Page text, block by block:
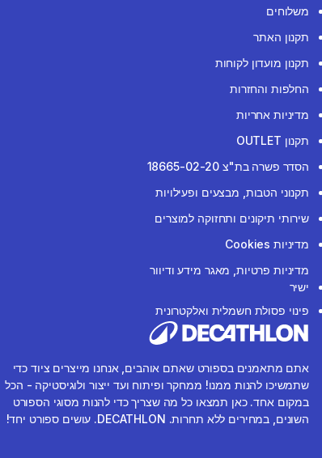
משלוחים
תקנון האתר
תקנון מועדון לקוחות
החלפות והחזרות
מדיניות אחריות
תקנון OUTLET
הסדר פשרה בת"צ 18665-02-20
תקנוני הטבות, מבצעים ופעילויות
שירותי תיקונים ותחזוקה למוצרים
מדיניות Cookies
מדיניות פרטיות, מאגר מידע ודיוור
ישיר
פינוי פסולת חשמלית ואלקטרונית
אתם מתאמנים בספורט שאתם אוהבים, אנחנו מייצרים ציוד כדי
שתמשיכו להנות ממנו! ממחקר ופיתוח ועד ייצור ולוגיסטיקה - הכל
במקום אחד. כאן תמצאו כל מה שצריך כדי להנות מסוגי הספורט
השונים, במחירים ללא תחרות. DECATHLON. עושים ספורט יחד!